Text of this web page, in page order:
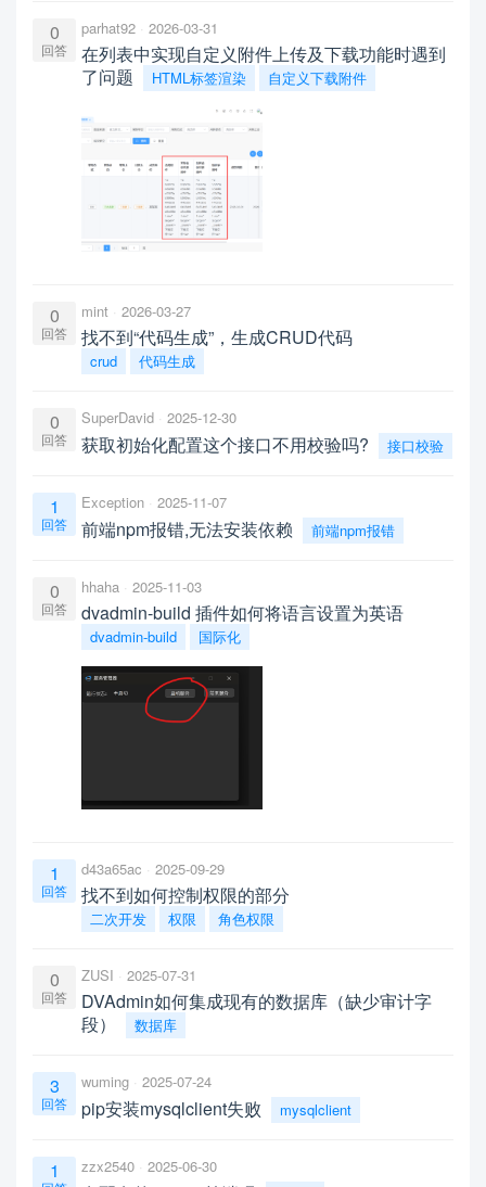
0
回答
parhat92 2026-03-31
在列表中实现自定义附件上传及下载功能时遇到
了问题
HTML标签渲染 自定义下载附件
0
回答
mint 2026-03-27
找不到“代码生成”，生成CRUD代码
crud 代码生成
0
回答
SuperDavid 2025-12-30
获取初始化配置这个接口不用校验吗? 接口校验
1
回答
Exception 2025-11-07
前端npm报错,无法安装依赖 前端npm报错
0
回答
hhaha 2025-11-03
dvadmin-build 插件如何将语言设置为英语
dvadmin-build 国际化
1
回答
d43a65ac 2025-09-29
找不到如何控制权限的部分
二次开发 权限 角色权限
0
回答
ZUSI 2025-07-31
DVAdmin如何集成现有的数据库（缺少审计字
段）
数据库
3
回答
wuming 2025-07-24
pip安装mysqlclient失败 mysqlclient
1 zzx2540 2025-06-30